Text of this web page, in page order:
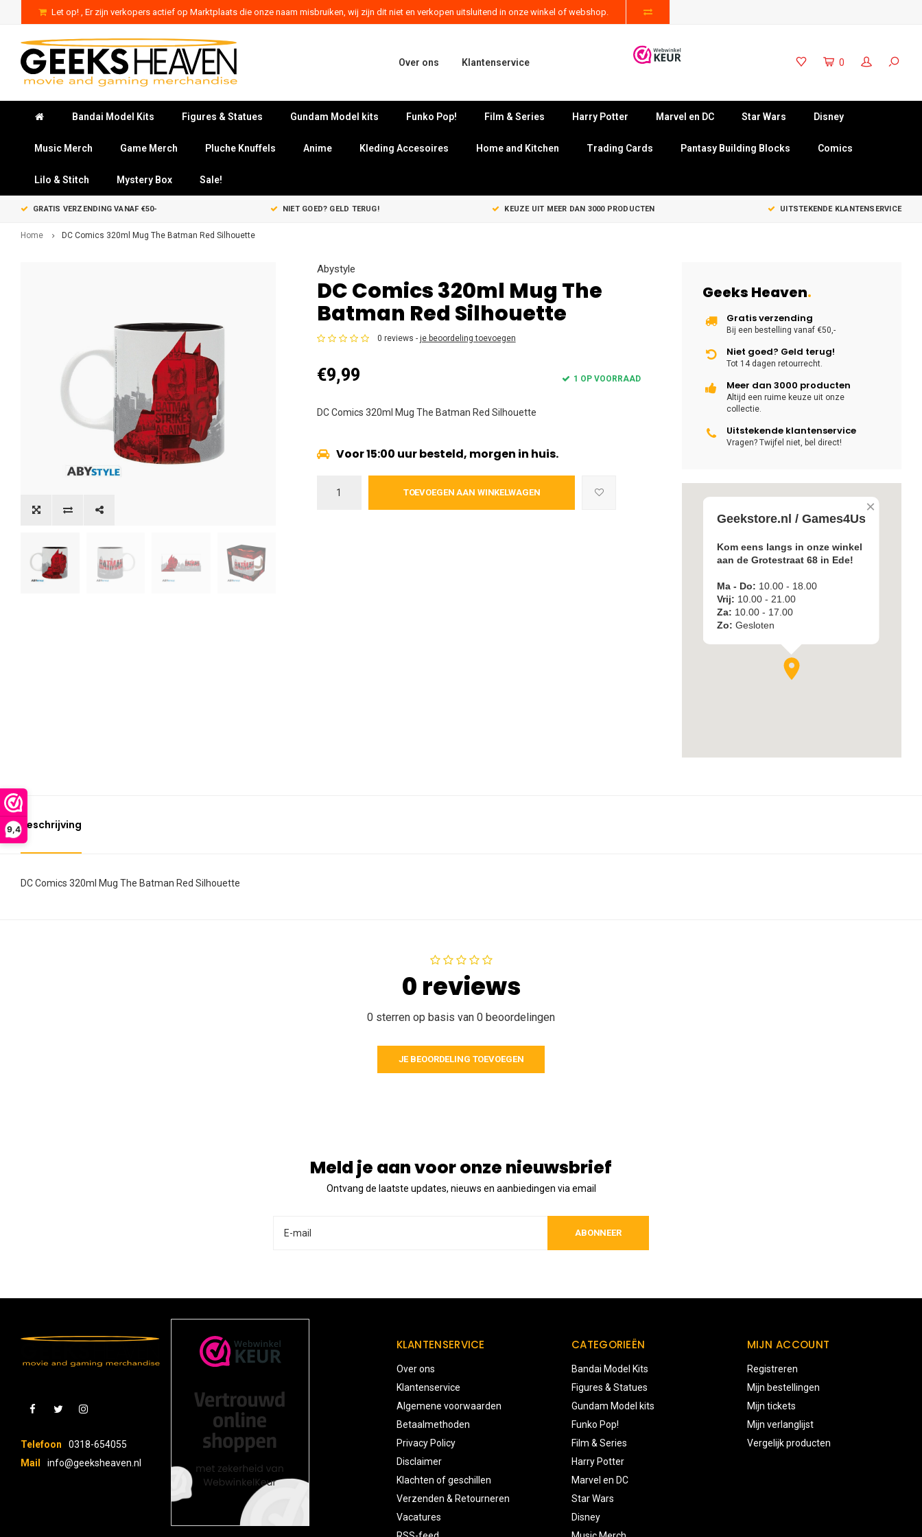
9,4
Let op! , Er zijn verkopers actief op Marktplaats die onze naam misbruiken, wij zijn dit niet en verkopen uitsluitend in onze winkel of webshop.
Over ons Klantenservice 0
Bandai Model Kits Figures & Statues Gundam Model kits Funko Pop! Film & Series Harry Potter Marvel en DC Star Wars Disney
Music Merch Game Merch Pluche Knuffels Anime Kleding Accesoires Home and Kitchen Trading Cards Pantasy Building Blocks Comics
Lilo & Stitch Mystery Box Sale!
GRATIS VERZENDING VANAF €50- NIET GOED? GELD TERUG! KEUZE UIT MEER DAN 3000 PRODUCTEN UITSTEKENDE KLANTENSERVICE
Home DC Comics 320ml Mug The Batman Red Silhouette
Abystyle
DC Comics 320ml Mug The
Batman Red Silhouette
0 reviews - je beoordeling toevoegen
€9,99 1 OP VOORRAAD
DC Comics 320ml Mug The Batman Red Silhouette
Voor 15:00 uur besteld, morgen in huis.
TOEVOEGEN AAN WINKELWAGEN
Geeks Heaven.
Gratis verzending
Bij een bestelling vanaf €50,-
Niet goed? Geld terug!
Tot 14 dagen retourrecht.
Meer dan 3000 producten
Altijd een ruime keuze uit onze
collectie.
Uitstekende klantenservice
Vragen? Twijfel niet, bel direct!
Beschrijving
DC Comics 320ml Mug The Batman Red Silhouette
0 reviews
0 sterren op basis van 0 beoordelingen
JE BEOORDELING TOEVOEGEN
Meld je aan voor onze nieuwsbrief
Ontvang de laatste updates, nieuws en aanbiedingen via email
ABONNEER
Telefoon
0318-654055
Mail
info@geeksheaven.nl
KLANTENSERVICE
Over ons
Klantenservice
Algemene voorwaarden
Betaalmethoden
Privacy Policy
Disclaimer
Klachten of geschillen
Verzenden & Retourneren
Vacatures
CATEGORIEËN
Bandai Model Kits
Figures & Statues
Gundam Model kits
Funko Pop!
Film & Series
Harry Potter
Marvel en DC
Star Wars
Disney
MIJN ACCOUNT
Registreren
Mijn bestellingen
Mijn tickets
Mijn verlanglijst
Vergelijk producten